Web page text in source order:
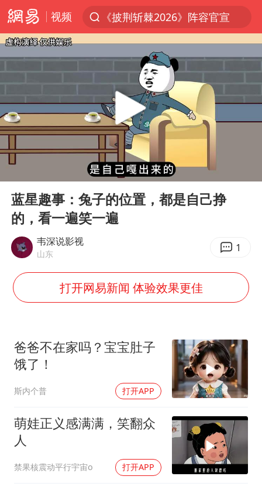
视频
《披荆斩棘2026》阵容官宣
于东来回应胖东来近25年老店年底关闭
白海豚对华东华北影响会大于巴威
浙江省甬江发生2026年第1号洪水
刘嘉玲晒与周星驰合照
上海全力守护市民“菜篮子”
以军士兵把枪口对准中国记者
暑期研学游升温 在旅途中增长知识
BLG经理辟谣Bin离队
曹颖儿子首次演长剧
“开学三件套”全线暴涨
总书记点赞的非遗苗绣焕发新生机
Play
蓝星趣事：兔子的位置，都是自己挣
的，看一遍笑一遍
韦深说影视
山东 1
打开网易新闻 体验效果更佳
爸爸不在家吗？宝宝肚子
饿了！
斯内个普 打开APP
萌娃正义感满满，笑翻众
人
禁果核震动平行宇宙o 打开APP